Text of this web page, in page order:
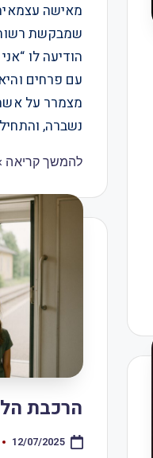
מאישה
שמבקשת
הודיעה לו
עם פרחים
מצמרר על
נשברה,
להמשך קריאה
הרכבת הלא
12/07/2025